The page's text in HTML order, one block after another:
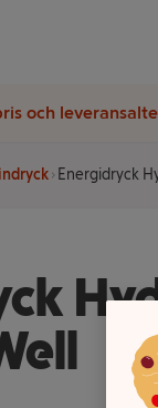
och
Energidryck